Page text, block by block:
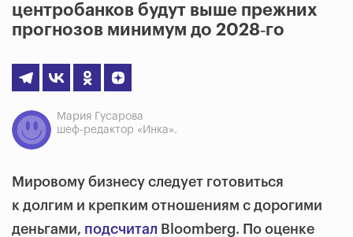
центробанков будут выше прежних
прогнозов минимум до 2028‑го
Мария Гусарова
шеф-редактор «Инка».
Мировому бизнесу следует готовиться
к долгим и крепким отношениям с дорогими
деньгами, подсчитал Bloomberg. По оценке